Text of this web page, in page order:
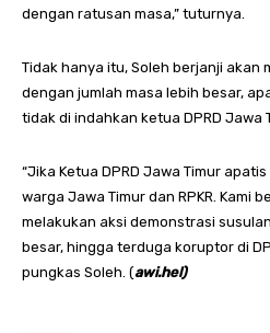
dengan ratusan masa,” tuturnya.
Tidak hanya itu, Soleh berjanji akan
dengan jumlah masa lebih besar,
tidak di indahkan ketua DPRD Jawa
“Jika Ketua DPRD Jawa Timur
warga Jawa Timur dan RPKR. Kami
melakukan aksi demonstrasi
besar, hingga terduga koruptor di
pungkas Soleh. (awi.hel)